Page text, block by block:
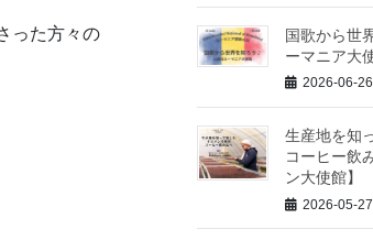
った方々の
国歌から世
ーマニア大
2026-06-26
生産地を知
コーヒー飲
ン大使館】
2026-05-27